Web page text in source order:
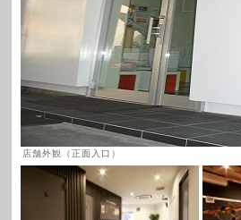
店舗外観（正面入口）